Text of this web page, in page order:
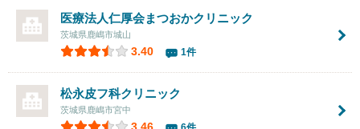
医療法人仁厚会まつおかクリニック
茨城県鹿嶋市城山
3.40 1件
松永皮フ科クリニック
茨城県鹿嶋市宮中